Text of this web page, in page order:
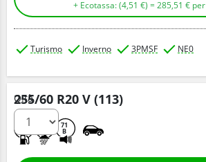
+ Ecotassa: (4,51 € ) =285,51 €
Turismo Inverno 3PMSF NE0
255/60 R20 V (113)
71
B
Q.tà